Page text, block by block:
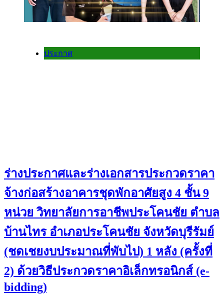
ประกาศ
ร่างประกาศและร่างเอกสารประกวดราคา
จ้างก่อสร้างอาคารชุดพักอาศัยสูง 4 ชั้น 9
หน่วย วิทยาลัยการอาชีพประโคนชัย ตำบล
บ้านไทร อำเภอประโคนชัย จังหวัดบุรีรัมย์
(ชดเชยงบประมาณที่พับไป) 1 หลัง (ครั้งที่
2) ด้วยวิธีประกวดราคาอิเล็กทรอนิกส์ (e-
bidding)